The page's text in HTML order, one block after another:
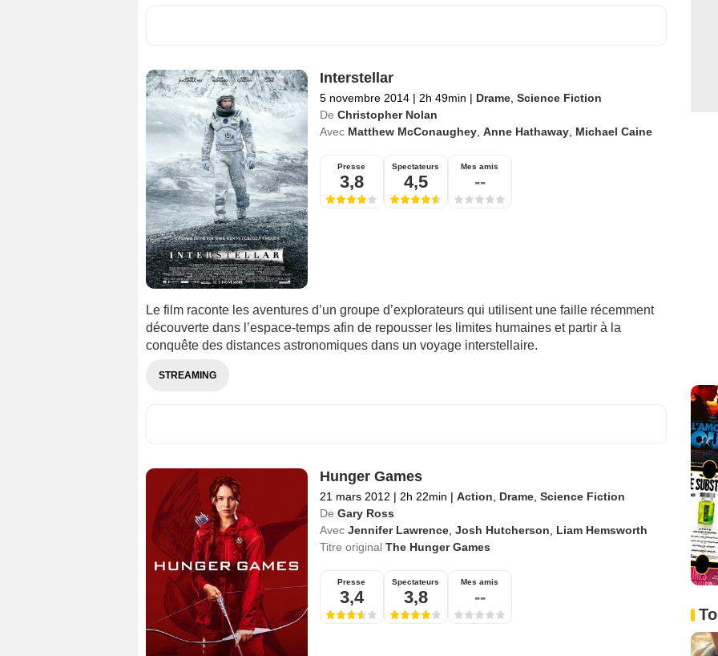
Interstellar
5 novembre 2014 | 2h 49min | Drame, Science Fiction
De Christopher Nolan
Avec Matthew McConaughey, Anne Hathaway, Michael Caine
Presse
3,8
Spectateurs
4,5
Mes amis
--
Le film raconte les aventures d’un groupe d’explorateurs qui utilisent une faille récemment
découverte dans l’espace-temps afin de repousser les limites humaines et partir à la
conquête des distances astronomiques dans un voyage interstellaire.
STREAMING
Hunger Games
21 mars 2012 | 2h 22min | Action Drame, Science Fiction
De Gary Ross
Avec Jennifer Lawrence, Josh Hutcherson
Liam Hemsworth
Titre original The Hunger Games
Presse
3,4
Spectateurs
3,8
Mes amis
--